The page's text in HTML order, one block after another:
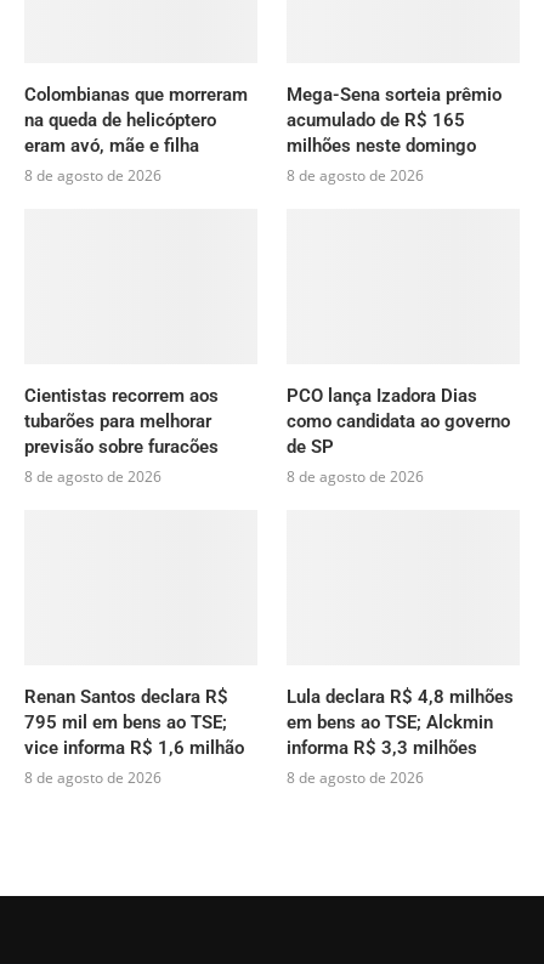
Colombianas que morreram
na queda de helicóptero
eram avó, mãe e filha
8 de agosto de 2026
Mega-Sena sorteia prêmio
acumulado de R$ 165
milhões neste domingo
8 de agosto de 2026
Cientistas recorrem aos
tubarões para melhorar
previsão sobre furacões
8 de agosto de 2026
PCO lança Izadora Dias
como candidata ao governo
de SP
8 de agosto de 2026
Renan Santos declara R$
795 mil em bens ao TSE;
vice informa R$ 1,6 milhão
8 de agosto de 2026
Lula declara R$ 4,8 milhões
em bens ao TSE; Alckmin
informa R$ 3,3 milhões
8 de agosto de 2026